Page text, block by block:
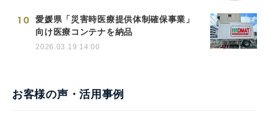
10
愛媛県「災害時医療提供体制確保事業」
向け医療コンテナを納品
2026.03.19 14:00
お客様の声・活用事例